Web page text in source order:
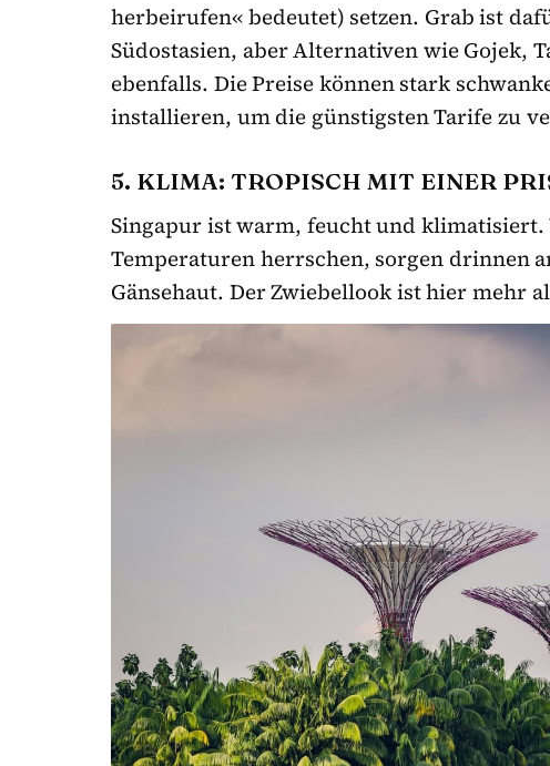
herbeirufen« bedeutet) setzen. Grab ist
Südostasien, aber Alternativen wie Gojek,
ebenfalls. Die Preise können stark
installieren, um die günstigsten Tarife zu
5. KLIMA: TROPISCH MIT EINER
Singapur ist warm, feucht und
Temperaturen herrschen, sorgen drinnen
Gänsehaut. Der Zwiebellook ist hier mehr